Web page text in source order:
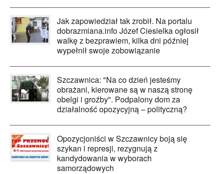
Jak zapowiedział tak zrobił. Na portalu
dobrazmiana.info Józef Ciesielka ogłosił
walkę z bezprawiem, kilka dni później
wypełnił swoje zobowiązanie
Szczawnica: "Na co dzień jesteśmy
obrażani, kierowane są w naszą stronę
obelgi i groźby". Podpalony dom za
działalność opozycyjną – polityczną?
Opozycjoniści w Szczawnicy boją się
szykan i represji, rezygnują z
kandydowania w wyborach
samorządowych